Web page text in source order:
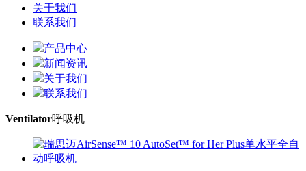
关于我们
联系我们
产品中心
新闻资讯
关于我们
联系我们
Ventilator呼吸机